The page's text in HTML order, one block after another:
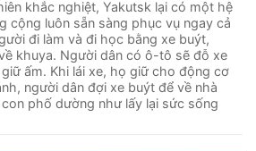
khắc nghiệt, Yakutsk lại có một hệ
cộng luôn sẵn sàng phục vụ ngay cả
đi làm và đi học bằng xe buýt,
khuya. Người dân có ô-tô sẽ đỗ xe
ấm. Khi lái xe, họ giữ cho động cơ
người dân đợi xe buýt để về nhà
phố dường như lấy lại sức sống